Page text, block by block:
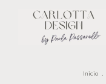
Inicio .